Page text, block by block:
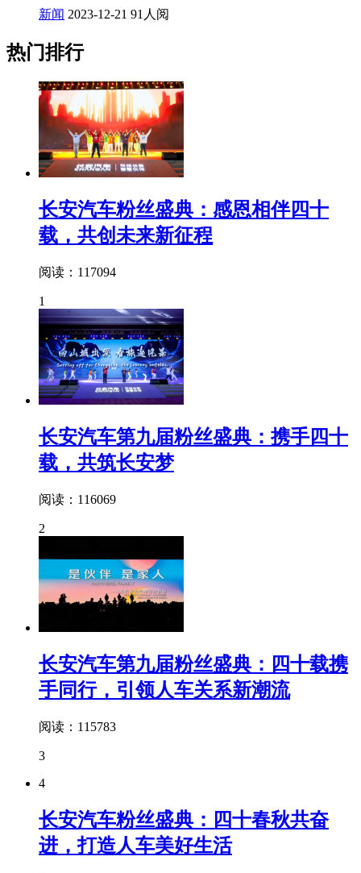
新闻 2023-12-21 91人阅
热门排行
长安汽车粉丝盛典：感恩相伴四十
载，共创未来新征程
阅读：117094
1
长安汽车第九届粉丝盛典：携手四十
载，共筑长安梦
阅读：116069
2
长安汽车第九届粉丝盛典：四十载携
手同行，引领人车关系新潮流
阅读：115783
3
4
长安汽车粉丝盛典：四十春秋共奋
进，打造人车美好生活